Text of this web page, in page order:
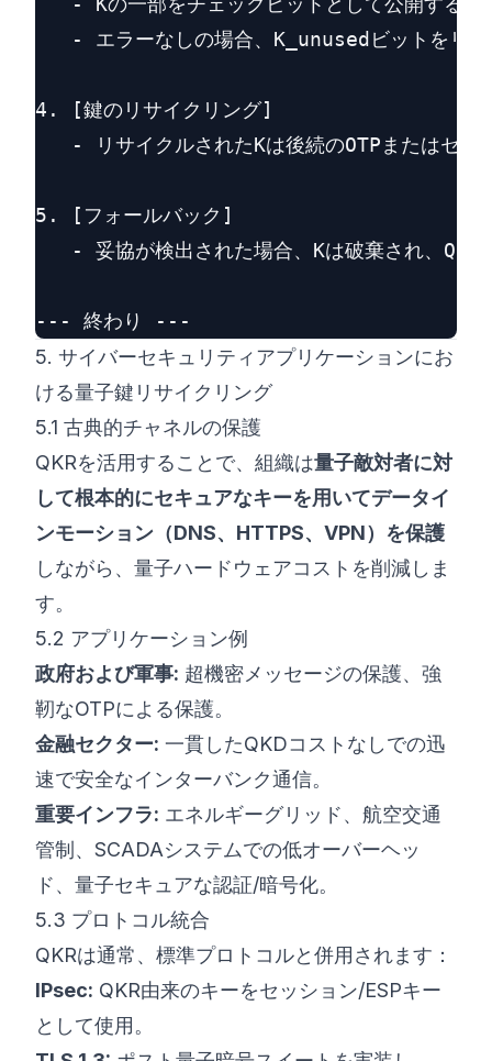
- エラーなしの場合、K_unusedビットをリサ
4. [鍵のリサイクリング]
- リサイクルされたKは後続のOTPまたはセッ
5. [フォールバック]
- 妥協が検出された場合、Kは破棄され、QKD
5. サイバーセキュリティアプリケーションにお
ける量子鍵リサイクリング
5.1 古典的チャネルの保護
QKRを活用することで、組織は量子敵対者に対
して根本的にセキュアなキーを用いてデータイ
ンモーション（DNS、HTTPS、VPN）を保護
しながら、量子ハードウェアコストを削減しま
す。
5.2 アプリケーション例
政府および軍事: 超機密メッセージの保護、強
靭なOTPによる保護。
金融セクター: 一貫したQKDコストなしでの迅
速で安全なインターバンク通信。
重要インフラ: エネルギーグリッド、航空交通
管制、SCADAシステムでの低オーバーヘッ
ド、量子セキュアな認証/暗号化。
5.3 プロトコル統合
QKRは通常、標準プロトコルと併用されます：
IPsec: QKR由来のキーをセッション/ESPキー
として使用。